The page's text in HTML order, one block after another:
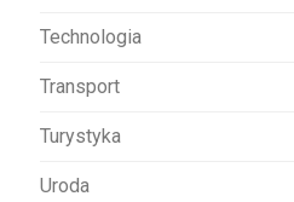
Technologia
Transport
Turystyka
Uroda